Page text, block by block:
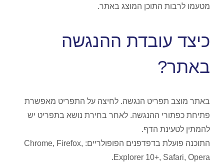
מטעמו לרבות התוכן המוצג באתר.
כיצד עובדת ההנגשה
באתר?
באתר מוצב תפריט הנגשה. לחיצה על התפריט מאפשרת
פתיחת כפתורי ההנגשה. לאחר בחירת נושא בתפריט יש
להמתין לטעינת הדף.
התוכנה פועלת בדפדפנים הפופולריים: Chrome, Firefox,
Explorer 10+, Safari, Opera.